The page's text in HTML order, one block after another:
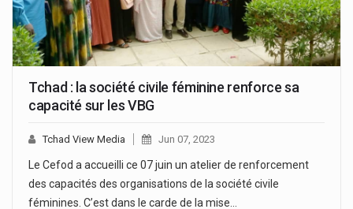
Tchad : la société civile féminine renforce sa
capacité sur les VBG
Tchad View Media Jun 07, 2023
Le Cefod a accueilli ce 07 juin un atelier de renforcement
des capacités des organisations de la société civile
féminines. C’est dans le carde de la mise…